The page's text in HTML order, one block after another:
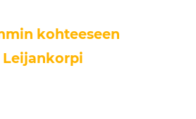
kohteeseen
Leijankorpi